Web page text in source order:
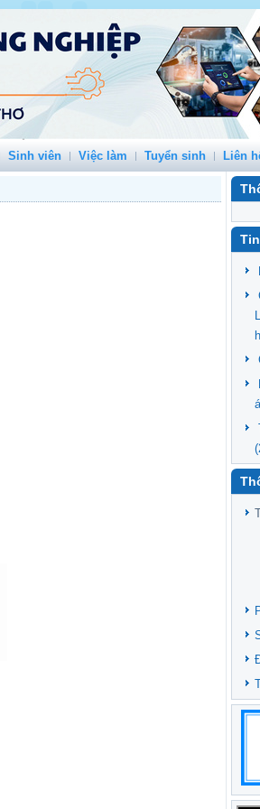
Sinh viên Việc làm Tuyển sinh Liên